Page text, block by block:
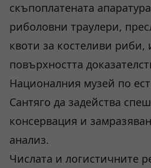
скъпоплатената
риболовни траулери,
квоти за костеливи риби,
повърхността
Националния музей по
Сантяго да задейства
консервация и
анализ.
Числата и логистичните